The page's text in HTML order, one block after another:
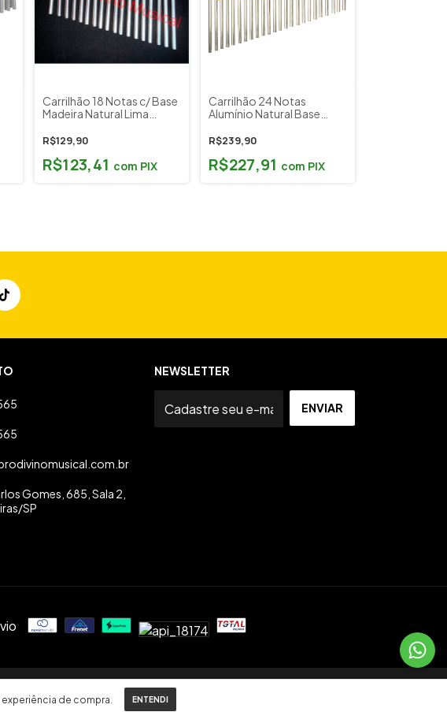
experiência de compra. ENTENDI
Carrilhão 18 Notas c/ Base
Madeira Natural Lima
R$129,90
R$123,41 com PIX
Carrilhão 24 Notas
Alumínio Natural Base
R$239,90
R$227,91 com PIX
Gomes, 685, Sala 2,
SP
NEWSLETTER